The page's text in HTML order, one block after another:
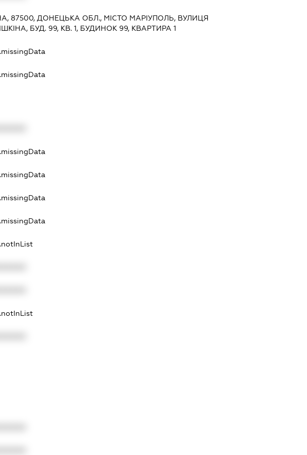
87500, ДОНЕЦЬКА ОБЛ., МІСТО МАРІУПОЛЬ, ВУЛИЦЯ
БУД. 99, КВ. 1, БУДИНОК 99, КВАРТИРА 1